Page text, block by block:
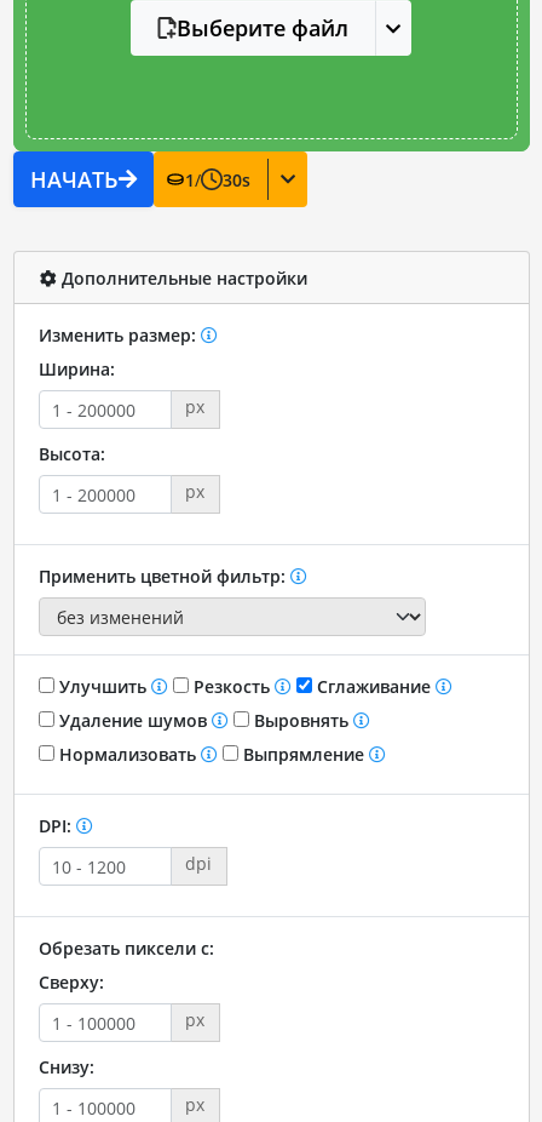
Выберите файл
НАЧАТЬ 1/ 30s
Дополнительные настройки
Изменить размер:
Ширина:
px
Высота:
px
Применить цветной фильтр:
Улучшить Резкость
Сглаживание
Удаление шумов
Выровнять
Нормализовать
Выпрямление
DPI:
dpi
Обрезать пиксели с:
Сверху:
px
Снизу:
px